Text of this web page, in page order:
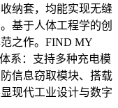
纳套，均能实现无缝
基于人体工程学的创
之作。FIND MY
系：支持多种充电模
信息窃取模块、搭载
现代工业设计与数字